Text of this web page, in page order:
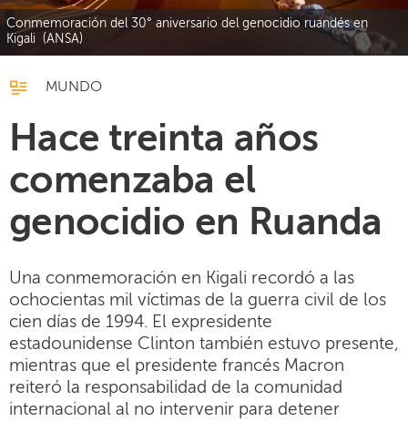
Conmemoración del 30° aniversario del genocidio ruandés en
Kigali (ANSA)
MUNDO
Hace treinta años
comenzaba el
genocidio en Ruanda
Una conmemoración en Kigali recordó a las
ochocientas mil víctimas de la guerra civil de los
cien días de 1994. El expresidente
estadounidense Clinton también estuvo presente,
mientras que el presidente francés Macron
reiteró la responsabilidad de la comunidad
internacional al no intervenir para detener